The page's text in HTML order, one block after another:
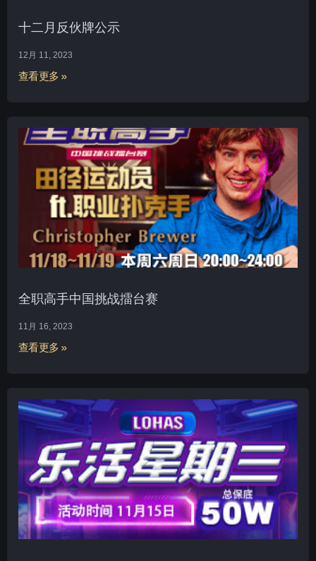
十二月反伙牌公示
12月 11, 2023
查看更多 »
全职高手中国挑战擂台赛
11月 16, 2023
查看更多 »